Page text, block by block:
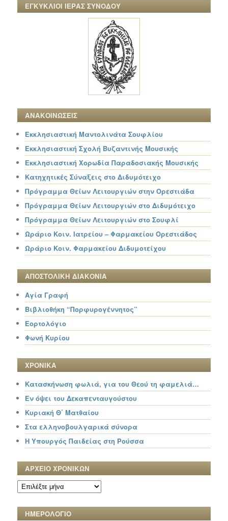
ΕΓΚΥΚΛΙΟΙ ΙΕΡΑΣ ΣΥΝΟΔΟΥ
ΑΝΑΚΟΙΝΩΣΕΙΣ
Εκκλησιαστική Μαντολινάτα Σουφλίου
Εκκλησιαστική Σχολή Βυζαντινής Μουσικής
Εκκλησιαστική Χορωδία Παραδοσιακής Μουσικής
Κατηχητικές Σύναξεις στο Διδυμότειχο
Πρόγραμμα Θείων Λειτουργιών στην Ορεστιάδα
Πρόγραμμα Θείων Λειτουργιών στο Διδυμότειχο
Πρόγραμμα Θείων Λειτουργιών στο Σουφλί
Ωράριο Κοιν. Ιατρείου – Φαρμακείου Ορεστιάδος
Ωράριο Κοιν. Φαρμακείου Διδυμοτείχου
ΑΠΟΣΤΟΛΙΚΗ ΔΙΑΚΟΝΙΑ
Αγία Γραφή
Βιβλιοθήκη “Πορφυρογέννητος”
Εορτολόγιο
Φωνή Κυρίου
ΧΡΟΝΙΚΑ
Κατασκήνωση φωλιά, για του Θεού τη φαμελιά…
Εν όψει του Δεκαπενταυγούστου
Κυριακή Θ΄ Ματθαίου
Στα ελληνοβουλγαρικά σύνορα
Η Υπουργός Παιδείας στη Ρούσσα
ΑΡΧΕΙΟ ΧΡΟΝΙΚΩΝ
ΑΡΧΕΙΟ
ΧΡΟΝΙΚΩΝ
ΗΜΕΡΟΛΟΓΙΟ